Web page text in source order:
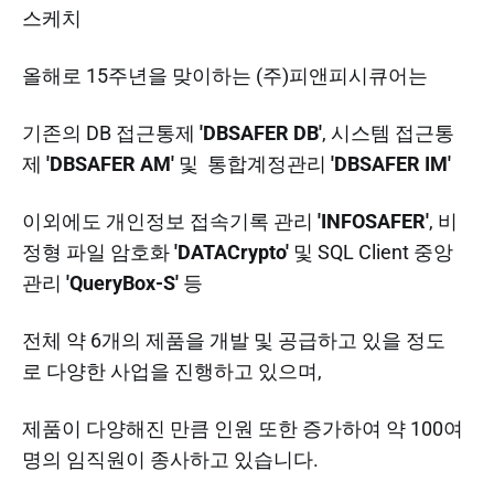
스케치
올해로 15주년을 맞이하는 (주)피앤피시큐어는
기존의 DB 접근통제 'DBSAFER DB', 시스템 접근통
제 'DBSAFER AM' 및 통합계정관리 'DBSAFER IM'
이외에도 개인정보 접속기록 관리 'INFOSAFER', 비
정형 파일 암호화'DATACrypto' 및 SQL Client 중앙
관리 'QueryBox-S' 등
전체 약 6개의 제품을 개발 및 공급하고 있을 정도
로 다양한 사업을 진행하고 있으며,
제품이 다양해진 만큼 인원 또한 증가하여 약 100여
명의 임직원이 종사하고 있습니다.